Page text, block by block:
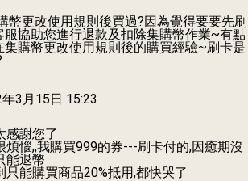
幣更改使用規則後買過?因為覺得要要先刷
協助您進行退款及扣除集購幣作業~有點
集購幣更改使用規則後的購買經驗~刷卡是
3月15日 15:23
感謝您了
煩惱,,我購買999的券---刷卡付的,因癒期沒
能退幣
只能購買商品20%抵用,都快哭了